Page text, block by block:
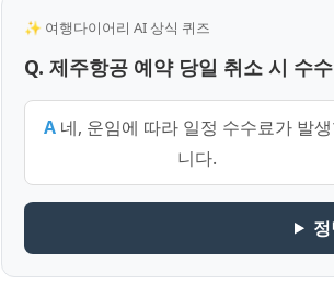
✨ 여행다이어리 AI 상식 퀴즈
Q. 제주항공 예약 당일 취소 시 수
A 네, 운임에 따라 일정 수수료가 발
니다.